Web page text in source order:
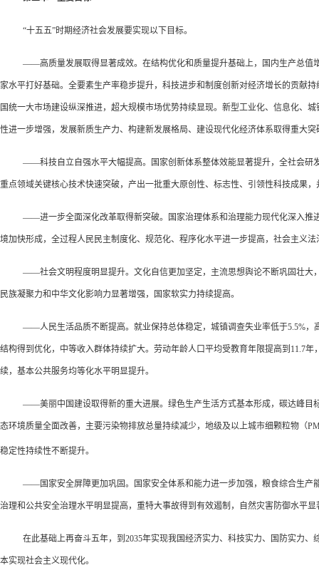
“十五五”时期经济社会发展要实现以下目标。
——高质量发展取得显著成效。在结构优化和质量提升基础上，国内生产总值
家水平打好基础。全要素生产率稳步提升，科技进步和制度创新对经济增长的贡献
国统一大市场建设纵深推进，超大规模市场优势持续显现。新型工业化、信息化、
性进一步增强，发展新质生产力、构建新发展格局、建设现代化经济体系取得重大突
——科技自立自强水平大幅提高。国家创新体系整体效能显著提升，全社会研
重点领域关键核心技术快速突破，产出一批重大原创性、标志性、引领性科技成果
——进一步全面深化改革取得新突破。国家治理体系和治理能力现代化深入推
境加快形成，全过程人民民主制度化、规范化、程序化水平进一步提高，社会主义
——社会文明程度明显提升。文化自信更加坚定，主流思想舆论不断巩固壮大
民族凝聚力和中华文化影响力显著增强，国家软实力持续提高。
——人民生活品质不断提高。就业保持总体稳定，城镇调查失业率低于5.5%
结构得到优化，中等收入群体持续扩大。劳动年龄人口平均受教育年限提高到11.7
续，基本公共服务均等化水平明显提升。
——美丽中国建设取得新的重大进展。绿色生产生活方式基本形成，碳达峰目
态环境质量全面改善，主要污染物排放总量持续减少，地级及以上城市细颗粒物（
稳定性持续性不断提升。
——国家安全屏障更加巩固。国家安全体系和能力进一步加强，粮食综合生产
治理和公共安全治理水平明显提高，重特大事故得到有效遏制，自然灾害防御水平
在此基础上再奋斗五年，到2035年实现我国经济实力、科技实力、国防实力
本实现社会主义现代化。